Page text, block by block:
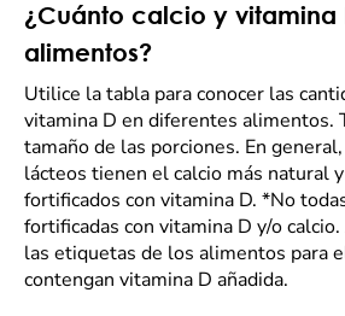
¿Cuánto calcio y vitamina
alimentos?
Utilice la tabla para conocer las
vitamina D en diferentes alimentos.
tamaño de las porciones. En
lácteos tienen el calcio más natural
fortificados con vitamina D. *No
fortificadas con vitamina D y/o
las etiquetas de los alimentos para
contengan vitamina D añadida.